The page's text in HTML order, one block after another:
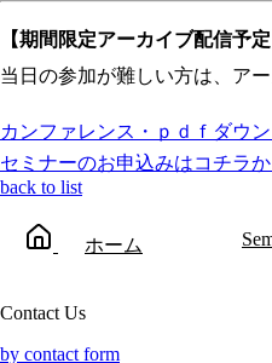
【期間限定アーカイブ配信予定
当日の参加が難しい方は、ア
カンファレンス・ｐｄｆダウ
セミナーのお申込みはコチラか
back to list
ホーム
Contact Us
by contact form